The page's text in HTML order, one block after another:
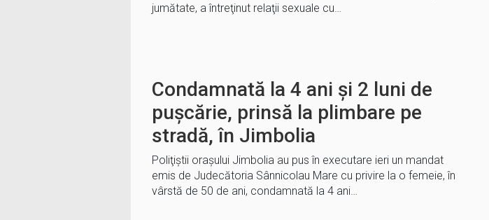
jumătate, a întreţinut relaţii sexuale cu…
Condamnată la 4 ani și 2 luni de
pușcărie, prinsă la plimbare pe
stradă, în Jimbolia
Poliţiştii orașului Jimbolia au pus în executare ieri un mandat
emis de Judecătoria Sânnicolau Mare cu privire la o femeie, în
vârstă de 50 de ani, condamnată la 4 ani…